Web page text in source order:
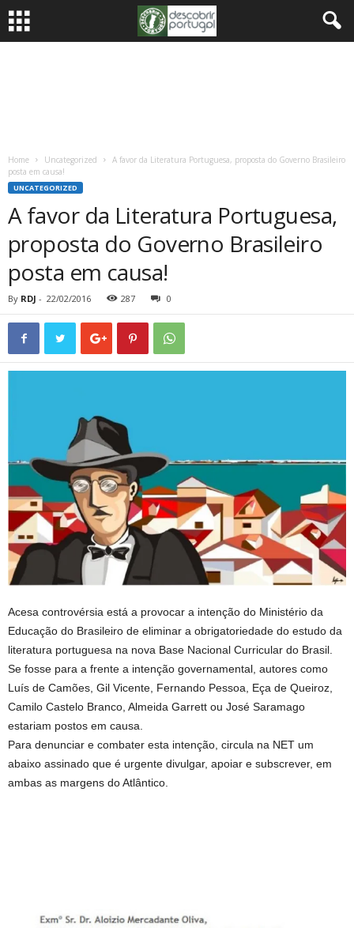
Home Uncategorized
A favor da Literatura Portuguesa, proposta do Governo Brasileiro
posta em causa!
UNCATEGORIZED
A favor da Literatura Portuguesa,
proposta do Governo Brasileiro
posta em causa!
By RDJ - 22/02/2016 287 0
Acesa controvérsia está a provocar a intenção do Ministério da
Educação do Brasileiro de eliminar a obrigatoriedade do estudo da
literatura portuguesa na nova Base Nacional Curricular do Brasil.
Se fosse para a frente a intenção governamental, autores como
Luís de Camões, Gil Vicente, Fernando Pessoa, Eça de Queiroz,
Camilo Castelo Branco, Almeida Garrett ou José Saramago
estariam postos em causa.
Para denunciar e combater esta intenção, circula na NET um
abaixo assinado que é urgente divulgar, apoiar e subscrever, em
ambas as margens do Atlântico.